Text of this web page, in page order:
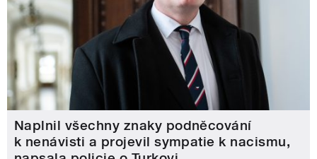
Naplnil všechny znaky podněcování
k nenávisti a projevil sympatie k nacismu,